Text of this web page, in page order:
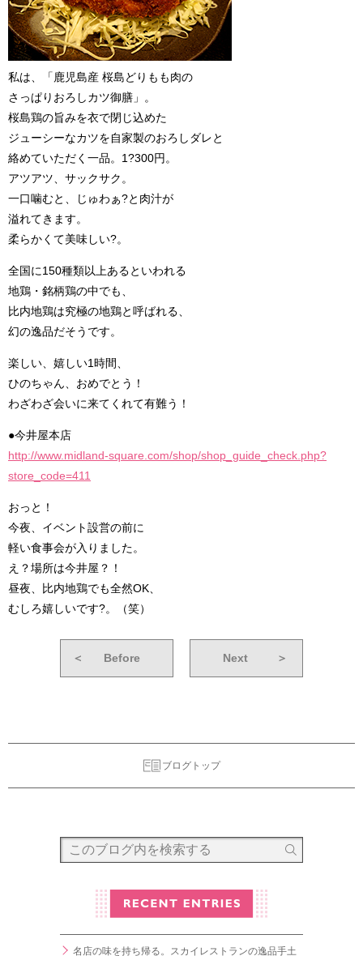
私は、「鹿児島産 桜島どりもも肉の
さっぱりおろしカツ御膳」。
桜島鶏の旨みを衣で閉じ込めた
ジューシーなカツを自家製のおろしダレと
絡めていただく一品。1?300円。
アツアツ、サックサク。
一口噛むと、じゅわぁ?と肉汁が
溢れてきます。
柔らかくて美味しい?。
全国に150種類以上あるといわれる
地鶏・銘柄鶏の中でも、
比内地鶏は究極の地鶏と呼ばれる、
幻の逸品だそうです。
楽しい、嬉しい1時間、
ひのちゃん、おめでとう！
わざわざ会いに来てくれて有難う！
●今井屋本店
http://www.midland-square.com/shop/shop_guide_check.php?
store_code=411
おっと！
今夜、イベント設営の前に
軽い食事会が入りました。
え？場所は今井屋？！
昼夜、比内地鶏でも全然OK、
むしろ嬉しいです?。（笑）
＜ Before Next ＞
ブログトップ
名店の味を持ち帰る。スカイレストランの逸品手土